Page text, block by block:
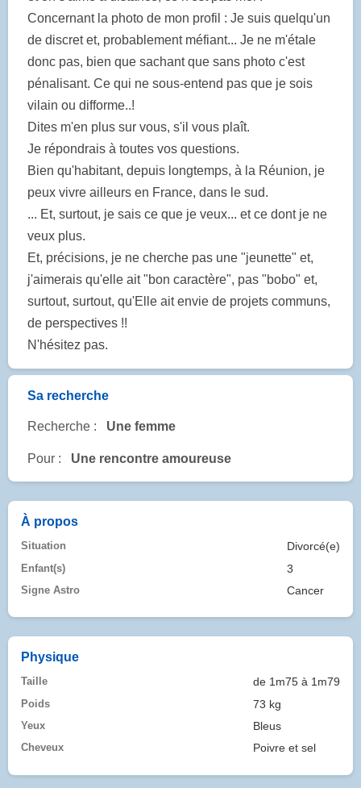
Concernant la photo de mon profil : Je suis quelqu'un
de discret et, probablement méfiant... Je ne m'étale
donc pas, bien que sachant que sans photo c'est
pénalisant. Ce qui ne sous-entend pas que je sois
vilain ou difforme..!
Dites m'en plus sur vous, s'il vous plaît.
Je répondrais à toutes vos questions.
Bien qu'habitant, depuis longtemps, à la Réunion, je
peux vivre ailleurs en France, dans le sud.
... Et, surtout, je sais ce que je veux... et ce dont je ne
veux plus.
Et, précisions, je ne cherche pas une "jeunette" et,
j'aimerais qu'elle ait "bon caractère", pas "bobo" et,
surtout, surtout, qu'Elle ait envie de projets communs,
de perspectives !!
N'hésitez pas.
Sa recherche
Recherche : Une femme
Pour : Une rencontre amoureuse
À propos
Situation Divorcé(e)
Enfant(s) 3
Signe Astro Cancer
Physique
Taille de 1m75 à 1m79
Poids 73 kg
Yeux Bleus
Cheveux Poivre et sel